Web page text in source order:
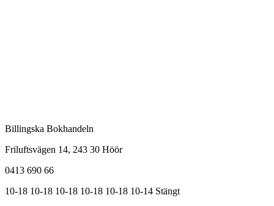
Billingska Bokhandeln
Friluftsvägen 14, 243 30 Höör
0413 690 66
10-18 10-18 10-18 10-18 10-18 10-14 Stängt